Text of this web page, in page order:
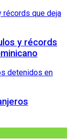
y récords